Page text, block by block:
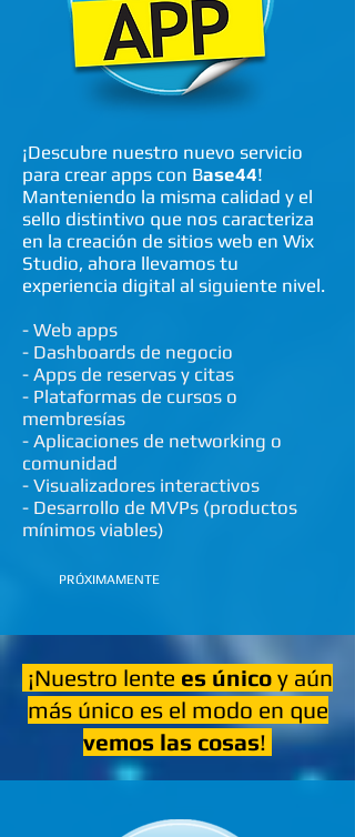
¡Descubre nuestro nuevo servicio
para crear apps con Base44!
Manteniendo la misma calidad y el
sello distintivo que nos caracteriza
en la creación de sitios web en Wix
Studio, ahora llevamos tu
experiencia digital al siguiente nivel.
- Web apps
- Dashboards de negocio
- Apps de reservas y citas
- Plataformas de cursos o
membresías
- Aplicaciones de networking o
comunidad
- Visualizadores interactivos
- Desarrollo de MVPs (productos
mínimos viables)
PRÓXIMAMENTE
¡Nuestro lente es único y aún
más único es el modo en que
vemos las cosas!